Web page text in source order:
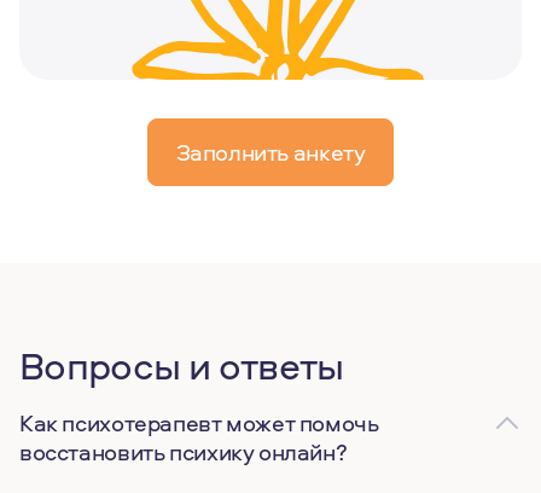
Заполнить анкету
Вопросы и ответы
Как психотерапевт может помочь
восстановить психику онлайн?